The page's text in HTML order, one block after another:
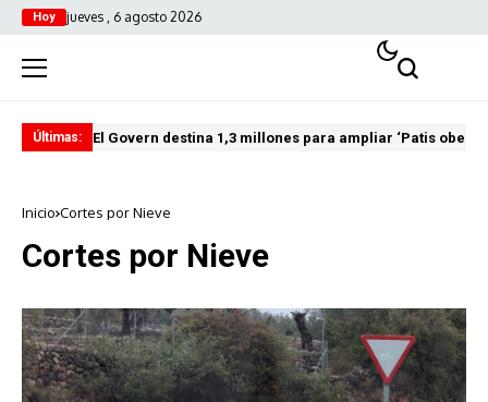
Hoy jueves , 6 agosto 2026
Últimas: El Govern destina 1,3 millones para ampliar ‘Patis
Inicio Cortes por Nieve
Cortes por Nieve